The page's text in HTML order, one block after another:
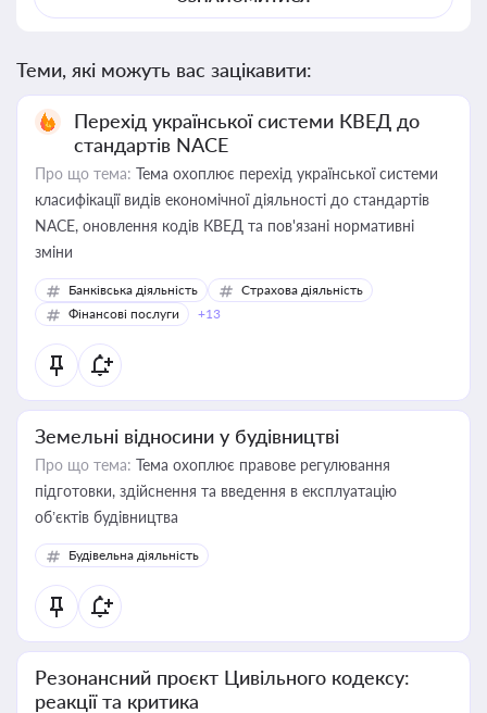
Теми, які можуть вас зацікавити:
Перехід української системи КВЕД до
стандартів NACE
Про що тема: Тема охоплює перехід української системи
класифікації видів економічної діяльності до стандартів
NACE, оновлення кодів КВЕД та пов'язані нормативні
зміни
Банківська діяльність
Страхова діяльність
Фінансові послуги
+13
Земельні відносини у будівництві
Про що тема: Тема охоплює правове регулювання
підготовки, здійснення та введення в експлуатацію
об’єктів будівництва
Будівельна діяльність
Резонансний проєкт Цивільного кодексу:
реакції та критика